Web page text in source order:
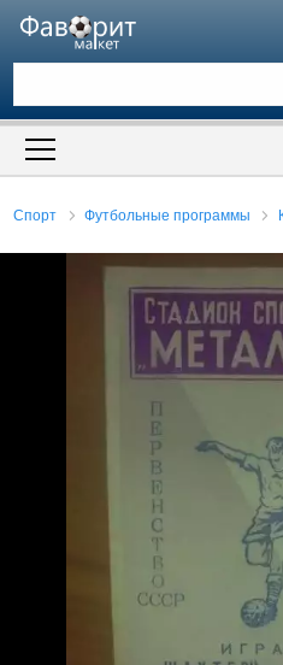
Искать также в описании
Спорт Футбольные программы